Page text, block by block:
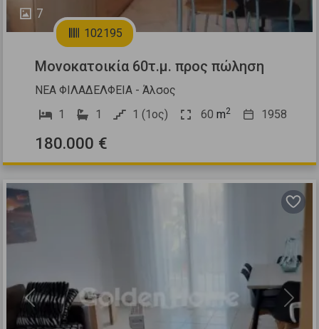
7
102195
Μονοκατοικία 60τ.μ. προς πώληση
ΝΕΑ ΦΙΛΑΔΕΛΦΕΙΑ - Άλσος
1
1 1 (1ος) 60 m2 1958
180.000 €
Previous Next